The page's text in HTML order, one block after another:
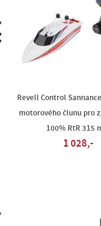
Revell Control
motorového člunu pro
100% RtR 315
1 028,-